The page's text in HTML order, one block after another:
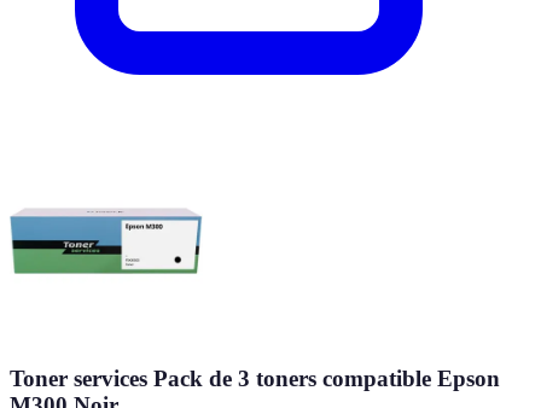
Toner services Pack de 3 toners compatible Epson